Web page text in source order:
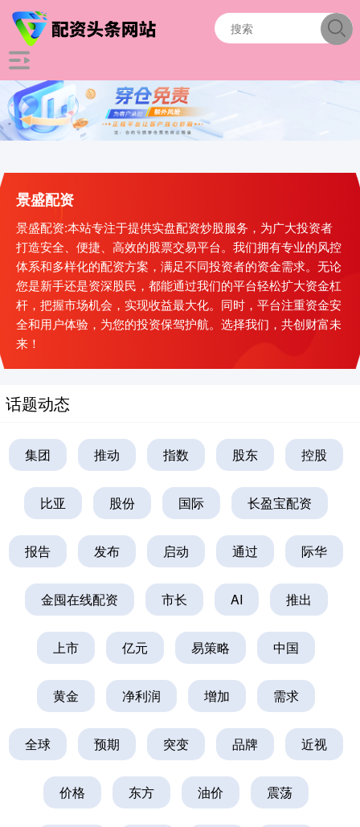
景盛配资
景盛配资:本站专注于提供实盘配资炒股服务，为广大投资者
打造安全、便捷、高效的股票交易平台。我们拥有专业的风控
体系和多样化的配资方案，满足不同投资者的资金需求。无论
您是新手还是资深股民，都能通过我们的平台轻松扩大资金杠
杆，把握市场机会，实现收益最大化。同时，平台注重资金安
全和用户体验，为您的投资保驾护航。选择我们，共创财富未
来！
话题动态
集团 推动 指数 股东 控股
比亚 股份 国际 长盈宝配资
报告 发布 启动 通过 际华
金囤在线配资 市长 AI 推出
上市 亿元 易策略 中国
黄金 净利润 增加 需求
全球 预期 突变 品牌 近视
价格 东方 油价 震荡